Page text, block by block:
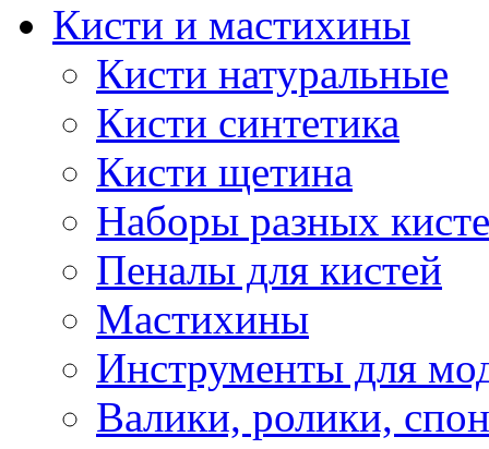
Кисти и мастихины
Кисти натуральные
Кисти синтетика
Кисти щетина
Наборы разных
Пеналы для кистей
Мастихины
Инструменты для
Валики, ролики,